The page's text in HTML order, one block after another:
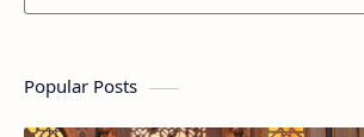
Popular Posts